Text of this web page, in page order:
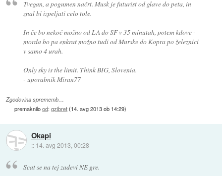
Tvegan, a pogumen načrt. Musk je futurist od glave do peta, in
znal bi izpeljati celo tole.
In če bo nekoč možno od LA do SF v 35 minutah, potem kdove -
morda bo pa enkrat možno tudi od Murske do Kopra po železnici
v samo 4 urah.
Only sky is the limit. Think BIG, Slovenia.
- uporabnik Miran77
Zgodovina sprememb…
premaknilood:gzibret(14. avg 2013 ob 14:29)
Okapi
:: 14. avg 2013, 00:28
Scat se na tej zadevi NE gre.